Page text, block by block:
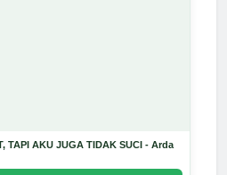
TAPI AKU JUGA TIDAK SUCI - Arda